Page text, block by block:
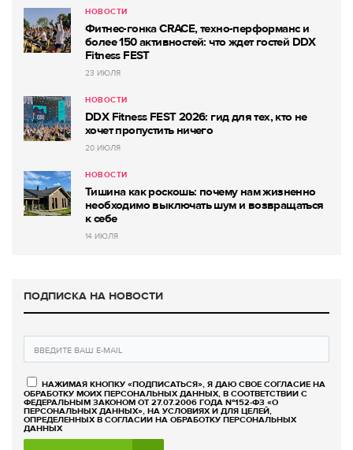
НОВОСТИ
Фитнес-гонка CRACE, техно-перформанс и
более 150 активностей: что ждет гостей DDX
Fitness FEST
23 ИЮЛЯ
НОВОСТИ
DDX Fitness FEST 2026: гид для тех, кто не
хочет пропустить ничего
20 ИЮЛЯ
НОВОСТИ
Тишина как роскошь: почему нам жизненно
необходимо выключать шум и возвращаться
к себе
14 ИЮЛЯ
ПОДПИСКА НА НОВОСТИ
НАЖИМАЯ КНОПКУ «ПОДПИСАТЬСЯ», Я ДАЮ СВОЕ СОГЛАСИЕ НА
ОБРАБОТКУ МОИХ ПЕРСОНАЛЬНЫХ ДАННЫХ, В СООТВЕТСТВИИ С
ФЕДЕРАЛЬНЫМ ЗАКОНОМ ОТ 27.07.2006 ГОДА №152-ФЗ «О
ПЕРСОНАЛЬНЫХ ДАННЫХ», НА УСЛОВИЯХ И ДЛЯ ЦЕЛЕЙ,
ОПРЕДЕЛЕННЫХ В СОГЛАСИИ НА ОБРАБОТКУ ПЕРСОНАЛЬНЫХ
ДАННЫХ